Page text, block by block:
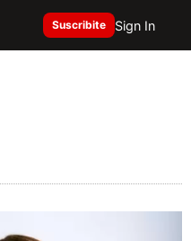
Suscribite Sign In